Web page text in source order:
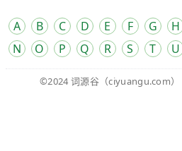
A B C D E F G H
N
O P Q R S T U
©2024 词源谷 （ciyuangu.com）